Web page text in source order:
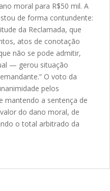
moral para R$50 mil. A
de forma contundente:
da Reclamada, que
atos de conotação
não se pode admitir,
— gerou situação
O voto da
pelos
mantendo a sentença de
do dano moral, de
o total arbitrado da